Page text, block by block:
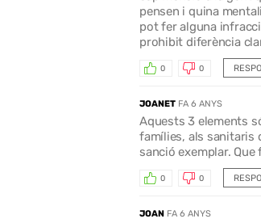
pensen i quina
pot fer alguna
prohibit diferència
0 0
JOANET FA 6 ANYS
Aquests 3 elements
famílies, als sanitaris
sanció exemplar.
0 0
JOAN FA 6 ANYS